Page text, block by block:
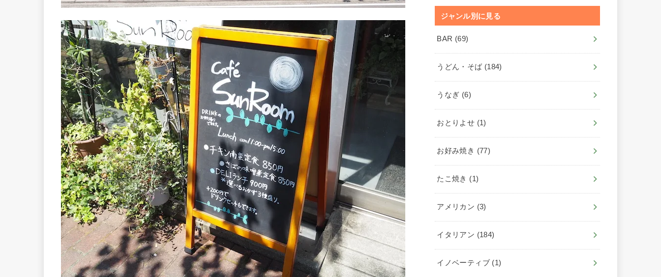
ジャンル別に見る
BAR (69)
うどん・そば (184)
うなぎ (6)
おとりよせ (1)
お好み焼き (77)
たこ焼き (1)
アメリカン (3)
イタリアン (184)
イノベーティブ (1)